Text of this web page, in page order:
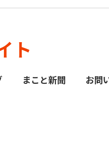
ト
まこと新聞 お問